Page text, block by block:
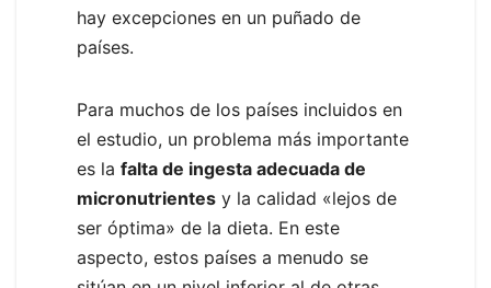
hay excepciones en un puñado de
países.
Para muchos de los países incluidos en
el estudio, un problema más importante
es la falta de ingesta adecuada de
micronutrientes y la calidad «lejos de
ser óptima» de la dieta. En este
aspecto, estos países a menudo se